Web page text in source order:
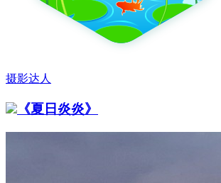
摄影达人
《夏日炎炎》